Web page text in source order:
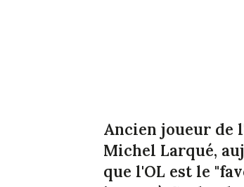
Ancien joueur de
Michel Larqué,
que l'OL est le